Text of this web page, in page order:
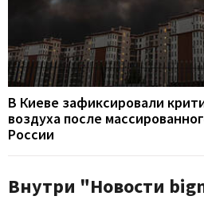
В Киеве зафиксировали
воздуха после
России
Внутри "Новости